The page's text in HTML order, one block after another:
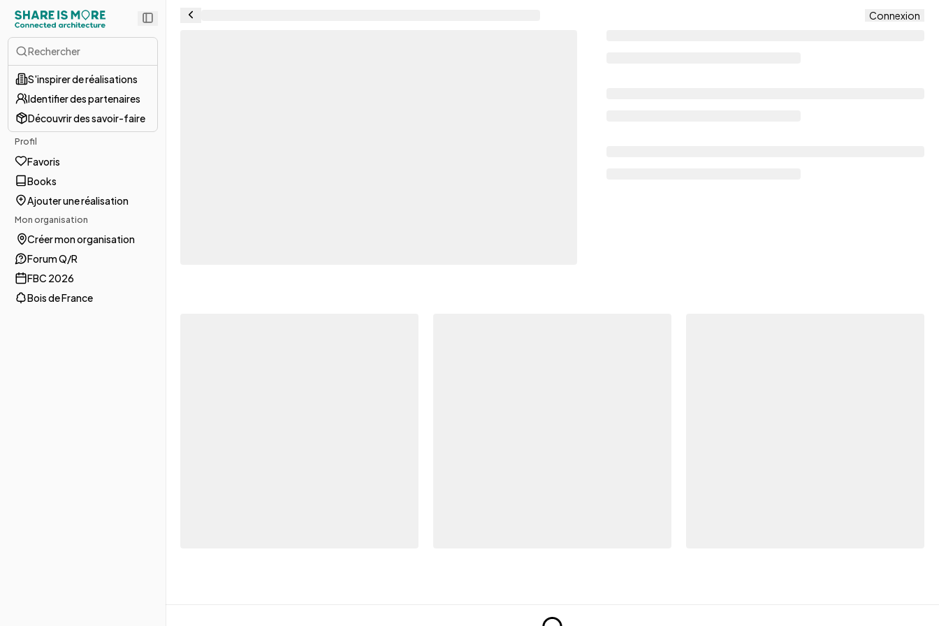
Rechercher
S'inspirer de réalisations
Identifier des partenaires
Découvrir des savoir-faire
Profil
Favoris
Books
Ajouter une réalisation
Mon organisation
Créer mon organisation
Forum Q/R
FBC 2026
Bois de France
Connexion